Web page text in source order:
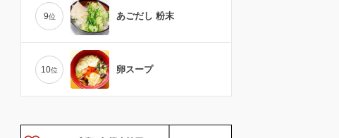
9位 あごだし 粉末
10位 卵スープ